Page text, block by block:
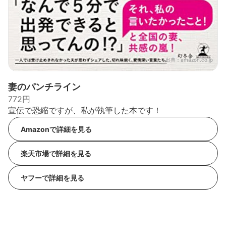
出典：amazon.co.jp
妻のパンチライン
772円
宣伝で恐縮ですが、私が執筆した本です！
Amazonで詳細を見る
楽天市場で詳細を見る
ヤフーで詳細を見る